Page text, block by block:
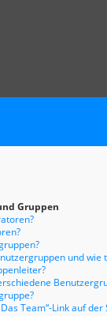
Gruppen
und wie
Team“-Link auf der